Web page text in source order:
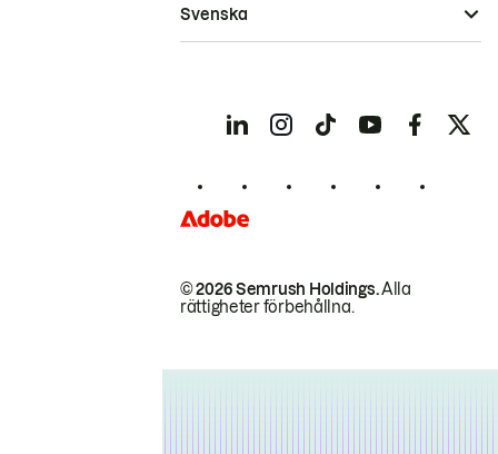
© 2026 Semrush Holdings.Alla
rättigheter förbehållna.
Svenska